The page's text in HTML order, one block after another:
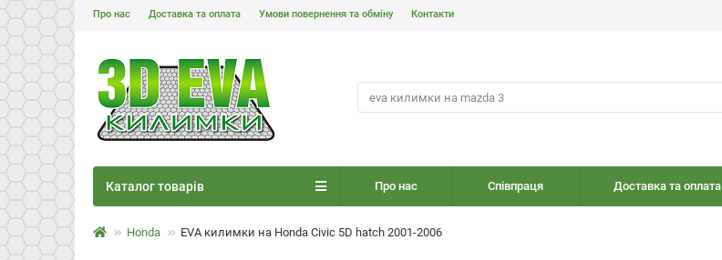
Про нас Доставка та оплата Умови повернення та обміну Контакти
Каталог товарів Про нас Співпраця Доставка та оплата
Honda EVA килимки на Honda Civic 5D hatch 2001-2006